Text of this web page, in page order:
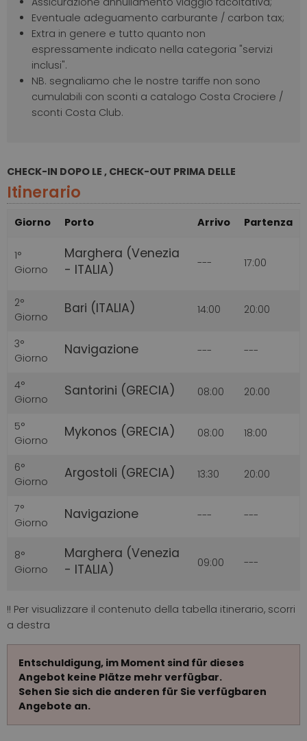
Eventuale adeguamento carburante / carbon tax;
Extra in genere e tutto quanto non
espressamente indicato nella categoria "servizi
inclusi".
NB. segnaliamo che le nostre tariffe non sono
cumulabili con sconti a catalogo Costa Crociere /
sconti Costa Club.
CHECK-IN DOPO LE , CHECK-OUT PRIMA DELLE
Itinerario
Giorno Porto Arrivo Partenza
1°
Giorno
Marghera (Venezia
- ITALIA)
--- 17:00
2°
Giorno
Bari (ITALIA) 14:00 20:00
3°
Giorno
Navigazione --- ---
4°
Giorno
Santorini (GRECIA) 08:00 20:00
5°
Giorno
Mykonos (GRECIA) 08:00 18:00
6°
Giorno
Argostoli (GRECIA) 13:30 20:00
7°
Giorno
Navigazione --- ---
8°
Giorno
Marghera (Venezia
- ITALIA)
09:00 ---
!! Per visualizzare il contenuto della tabella itinerario, scorri
a destra
Entschuldigung, im Moment sind für dieses
Angebot keine Plätze mehr verfügbar.
Sehen Sie sich die anderen für Sie verfügbaren
Angebote an.